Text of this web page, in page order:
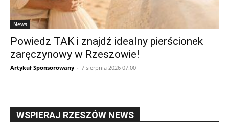
News
Powiedz TAK i znajdź idealny pierścionek
zaręczynowy w Rzeszowie!
Artykuł Sponsorowany - 7 sierpnia 2026 07:00
WSPIERAJ RZESZÓW NEWS